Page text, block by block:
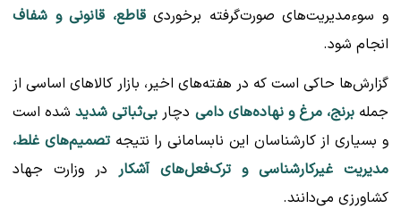
و سوء‌مدیریت‌های صورت‌گرفته برخوردیقاطع، قانونی و شفاف
انجام شود.
گزارش‌ها حاکی است که در هفته‌های اخیر، بازار کالاهای اساسی از
جملهبرنج، مرغ و نهاده‌های دامی دچار بی‌ثباتی شدیدشده است
و بسیاری از کارشناسان این نابسامانی را نتیجهتصمیم‌های غلط،
مدیریت غیرکارشناسی و ترک‌فعل‌های آشکار در وزارت جهاد
کشاورزی می‌دانند.